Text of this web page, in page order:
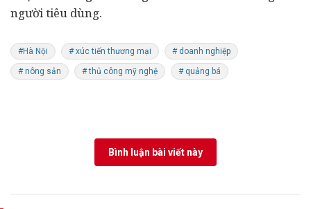
người tiêu dùng.
#Hà Nội # xúc tiến thương mại # doanh nghiệp
# nông sản # thủ công mỹ nghệ # quảng bá
Bình luận bài viết này